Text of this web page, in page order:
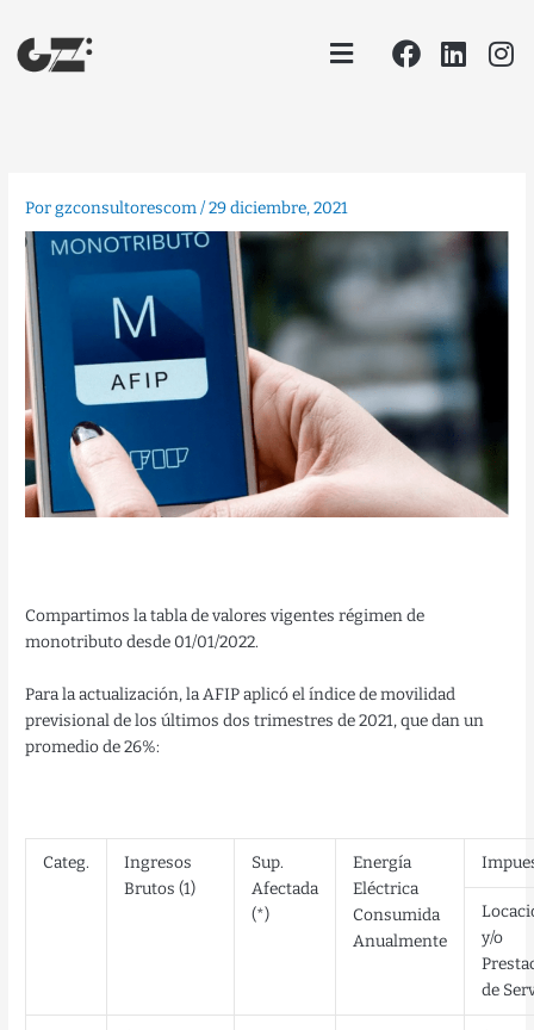
contenido
Menu Facebook
Porgzconsultorescom/29 diciembre, 2021
Compartimos la tabla de valores vigentes régimen de
monotributo desde 01/01/2022.
Para la actualización, la AFIP aplicó el índice de movilidad
previsional de los últimos dos trimestres de 2021, que dan un
promedio de 26%:
Categ.
Ingresos
Brutos (1)
Sup.
Afectada
(*)
Energía
Eléctrica
Consumida
Anualmente
y/o
de